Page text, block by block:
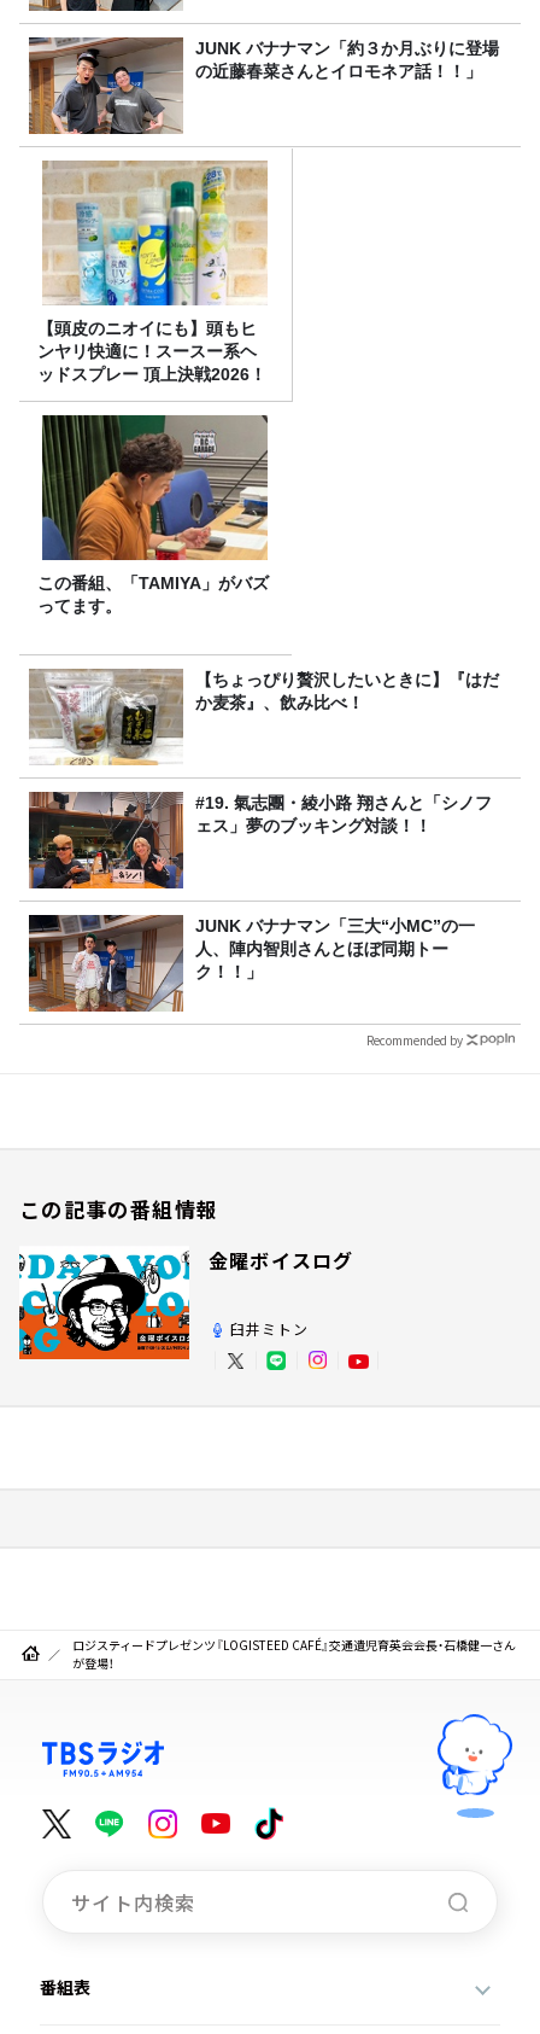
JUNK バナナマン「約３か月ぶりに登場
の近藤春菜さんとイロモネア話！！」
【頭皮のニオイにも】頭もヒ
ンヤリ快適に！スースー系ヘ
ッドスプレー 頂上決戦2026！
この番組、「TAMIYA」がバズ
ってます。
【ちょっぴり贅沢したいときに】『はだ
か麦茶』、飲み比べ！
#19. 氣志團・綾小路 翔さんと「シノフ
ェス」夢のブッキング対談！！
JUNK バナナマン「三大“小MC”の一
人、陣内智則さんとほぼ同期トー
ク！！」
Recommended by
この記事の番組情報
金曜ボイスログ
臼井ミトン
ロジスティードプレゼンツ『LOGISTEED CAFÉ』交通遺児育英会会長・石橋健一さん
が登場！
番組表